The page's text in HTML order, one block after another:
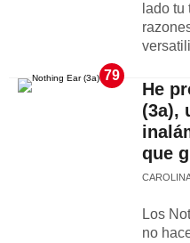
lado
79
He
(3a),
que
Los
no